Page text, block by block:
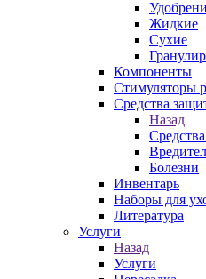
Жидкие
Сухие
Компоненты
Стимуляторы
Средства
Назад
Болезни
Инвентарь
Наборы для
Литература
Услуги
Назад
Услуги